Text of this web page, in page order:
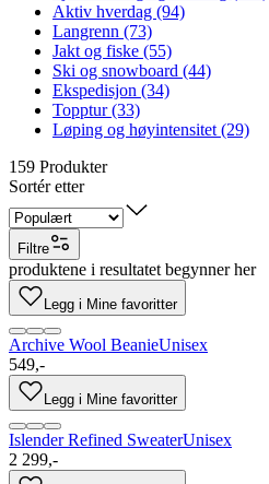
Aktiv hverdag (94)
Langrenn (73)
Jakt og fiske (55)
Ski og snowboard (44)
Ekspedisjon (34)
Topptur (33)
Løping og høyintensitet (29)
159 Produkter
Sortér etter
Filtre
produktene i resultatet begynner her
Legg i Mine favoritter
Archive Wool BeanieUnisex
549,-
Legg i Mine favoritter
Islender Refined SweaterUnisex
2 299,-